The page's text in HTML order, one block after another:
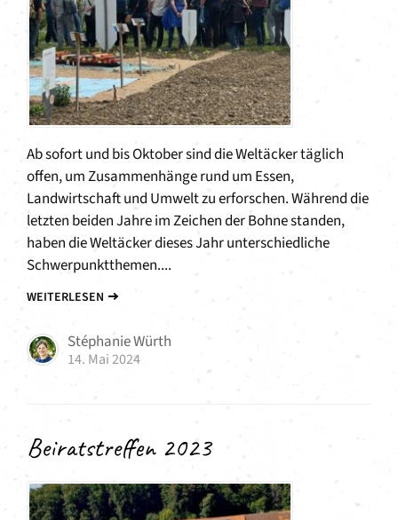
Ab sofort und bis Oktober sind die Weltäcker täglich
offen, um Zusammenhänge rund um Essen,
Landwirtschaft und Umwelt zu erforschen. Während die
letzten beiden Jahre im Zeichen der Bohne standen,
haben die Weltäcker dieses Jahr unterschiedliche
Schwerpunktthemen....
WEITERLESEN
Stéphanie Würth
14. Mai 2024
Beiratstreffen 2023